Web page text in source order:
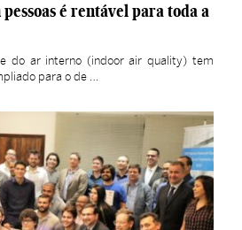
é rentável para toda a
do ar interno (indoor air quality) tem
para o de …